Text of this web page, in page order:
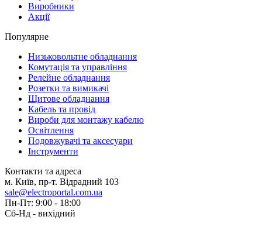
Виробники
Акції
Популярне
Низьковольтне обладнання
Комутація та управління
Релейне обладнання
Розетки та вимикачі
Щитове обладнання
Кабель та провід
Вироби для монтажу кабелю
Освітлення
Подовжувачі та аксесуари
Інструменти
Контакти та адреса
м. Київ, пр-т. Відрадний 103
sale@electroportal.com.ua
Пн-Пт: 9:00 - 18:00
Сб-Нд - вихідний